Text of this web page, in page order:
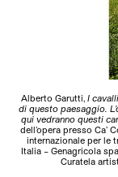
Alberto Garutti, I
di questo paesaggio.
qui vedranno questi
dell’opera presso Ca’
internazionale per le
Italia – Genagricola
Curatela